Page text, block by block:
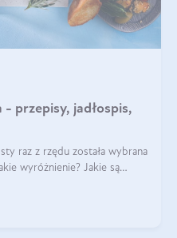
przepisy, jadłospis,
raz z rzędu została wybrana
wyróżnienie? Jakie są